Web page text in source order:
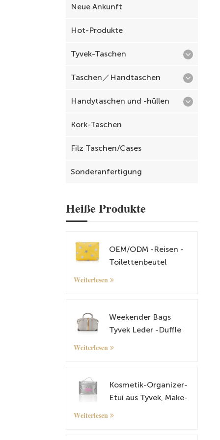
Neue Ankunft
Hot-Produkte
Tyvek-Taschen
Taschen／Handtaschen
Handytaschen und -hüllen
Kork-Taschen
Filz Taschen/Cases
Sonderanfertigung
Heiße Produkte
OEM/ODM -Reisen -
Toilettenbeutel
Weiterlesen
Weekender Bags
Tyvek Leder -Duffle
Gepäckhülle
Weiterlesen
Kosmetik-Organizer-
Etui aus Tyvek, Make-
Weiterlesen